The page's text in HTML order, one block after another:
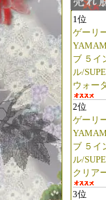
1位
ゲーリ
ブ ５イ
ル/
ウォー
2位
ゲーリ
ブ ５イ
ル/
クリア
3位